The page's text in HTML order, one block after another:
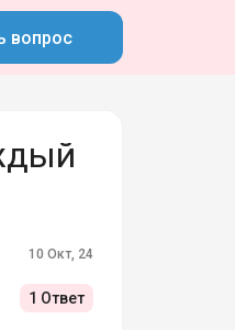
вопрос
10 Окт, 24
1 Ответ